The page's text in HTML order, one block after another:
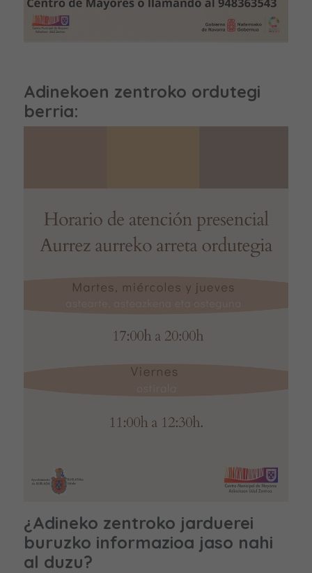
Adinekoen zentroko ordutegi
berria:
¿Adineko zentroko jarduerei
buruzko informazioa jaso nahi
al duzu?